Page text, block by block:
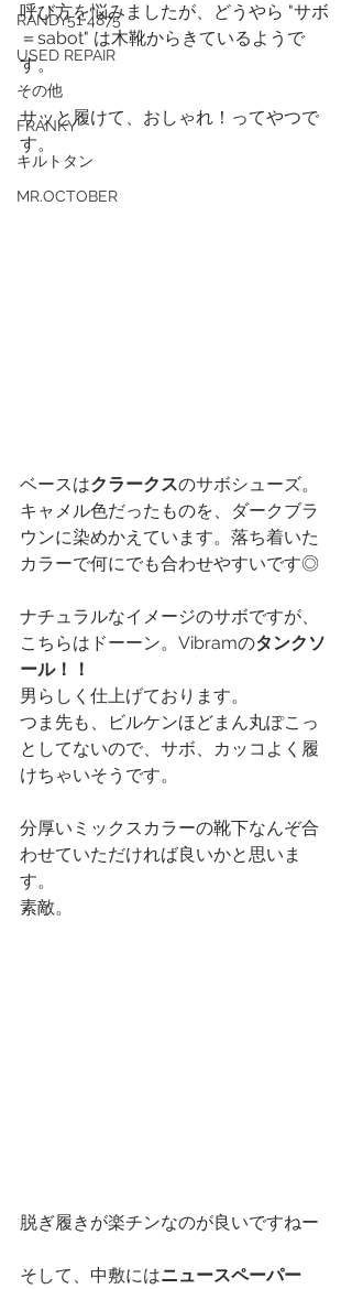
RANDY51 4875
USED REPAIR
その他
FRANKY
キルトタン
MR.OCTOBER
呼び方を悩みましたが、どうやら "サボ
＝sabot" は木靴からきているようで
す。
サッと履けて、おしゃれ！ってやつで
す。
ベースはクラークスのサボシューズ。
キャメル色だったものを、ダークブラ
ウンに染めかえています。落ち着いた
カラーで何にでも合わせやすいです◎
ナチュラルなイメージのサボですが、
こちらはドーーン。Vibramのタンクソ
ール！！
男らしく仕上げております。
つま先も、ビルケンほどまん丸ぽこっ
としてないので、サボ、カッコよく履
けちゃいそうです。
分厚いミックスカラーの靴下なんぞ合
わせていただければ良いかと思いま
す。
素敵。
脱ぎ履きが楽チンなのが良いですねー
そして、中敷にはニュースペーパー